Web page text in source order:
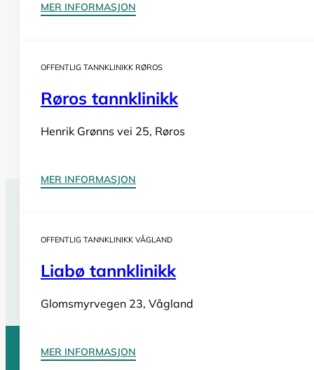
MER INFORMASJON
OFFENTLIG TANNKLINIKK RØROS
Røros tannklinikk
Henrik Grønns vei 25, Røros
MER INFORMASJON
OFFENTLIG TANNKLINIKK VÅGLAND
Liabø tannklinikk
Glomsmyrvegen 23, Vågland
MER INFORMASJON
Har du behov forakutt tannlegehjelp